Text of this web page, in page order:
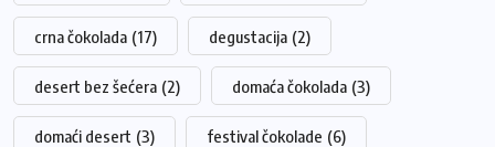
crna čokolada (17) degustacija (2)
desert bez šećera (2) domaća čokolada (3)
domaći desert (3) festival čokolade (6)